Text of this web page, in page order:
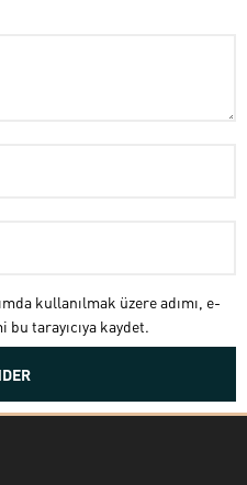
kullanılmak üzere adımı, e-
tarayıcıya kaydet.